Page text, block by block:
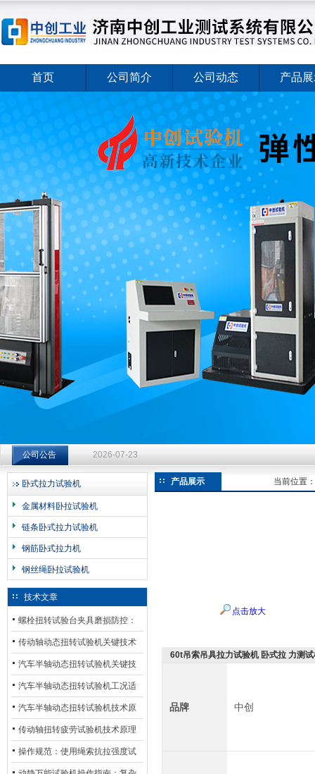
济南中创工业测试系统有限公司
首页 公司简介 公司动态 产品
公司公告 2026-07-23
钻杆扭转试验台选型指南：从额定扭矩到加载频率的工况适配
2026-07-23
钻杆扭转试验台选型指南：从额定扭矩到加载频率的工况适配
2026-07-23
卧式拉力试验机
金属材料卧拉试验机
链条卧式拉力试验机
钢筋卧式拉力机
钢丝绳卧拉试验机
技术文章
螺栓扭转试验台夹具磨损防控：
材质选型与表面处理的耐用性优
化
传动轴动态扭转试验机关键技术
及产业落地应用
汽车半轴动态扭转试验机关键技
术及产业落地应用
汽车半轴动态扭转试验机工况适
配与质控应用探析
汽车半轴动态扭转试验机技术原
理与行业应用
传动轴扭转疲劳试验机技术原理
与行业应用
操作规范：使用绳索抗拉强度试
产品展示 当前位置：
点击放大
60t吊索吊具拉力试验机 卧式拉 力测
品牌 中创